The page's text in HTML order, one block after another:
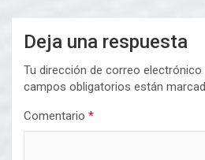
Deja una respuesta
Tu dirección de correo electrónico
campos obligatorios están
Comentario *